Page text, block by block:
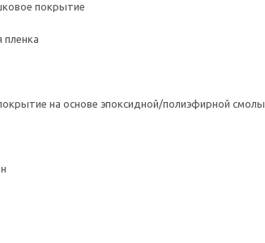
покрытие
на основе эпоксидной/полиэфирной смолы